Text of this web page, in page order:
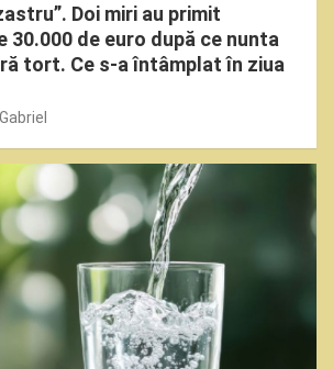
Doi miri au primit
30.000 de euro după ce nunta
tort. Ce s-a întâmplat în ziua